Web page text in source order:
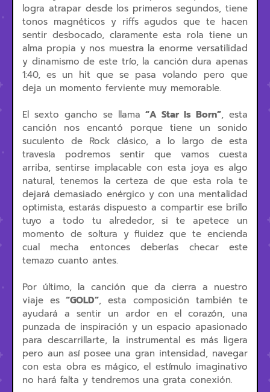
logra atrapar desde los primeros segundos, tiene
tonos magnéticos y riffs agudos que te hacen
sentir desbocado, claramente esta rola tiene un
alma propia y nos muestra la enorme versatilidad
y dinamismo de este trío, la canción dura apenas
1:40, es un hit que se pasa volando pero que
deja un momento ferviente muy memorable.
El sexto gancho se llama“A Star Is Born”, esta
canción nos encantó porque tiene un sonido
suculento de Rock clásico, a lo largo de esta
travesía podremos sentir que vamos cuesta
arriba, sentirse implacable con esta joya es algo
natural, tenemos la certeza de que esta rola te
dejará demasiado enérgico y con una mentalidad
optimista, estarás dispuesto a compartir ese brillo
tuyo a todo tu alrededor, si te apetece un
momento de soltura y fluidez que te encienda
cual mecha entonces deberías checar este
temazo cuanto antes.
Por último, la canción que da cierra a nuestro
viaje es “GOLD”, esta composición también te
ayudará a sentir un ardor en el corazón, una
punzada de inspiración y un espacio apasionado
para descarrillarte, la instrumental es más ligera
pero aun así posee una gran intensidad, navegar
con esta obra es mágico, el estímulo imaginativo
no hará falta y tendremos una grata conexión.